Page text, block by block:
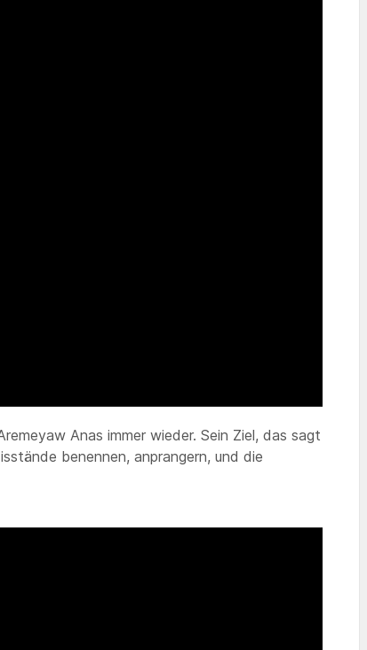
Anas immer wieder. Sein Ziel, das sagt
benennen, anprangern, und die